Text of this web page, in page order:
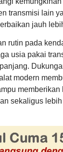
transmisi lain
jauh
rutin pada
usia pakai
modern
memberikan
sekaligus